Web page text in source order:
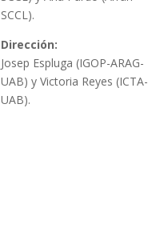
SCCL).
Dirección:
Josep Espluga (IGOP-ARAG-
UAB) y Victoria Reyes (ICTA-
UAB).